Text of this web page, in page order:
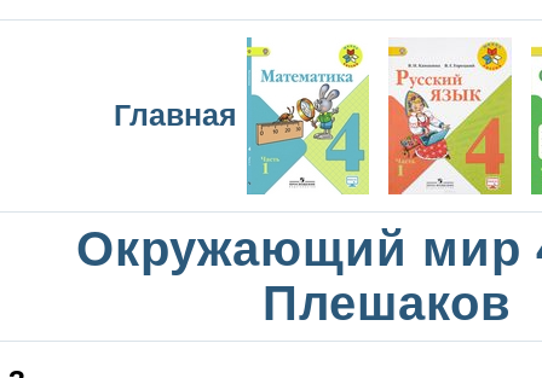
Главная
Окружающий мир
Плешаков